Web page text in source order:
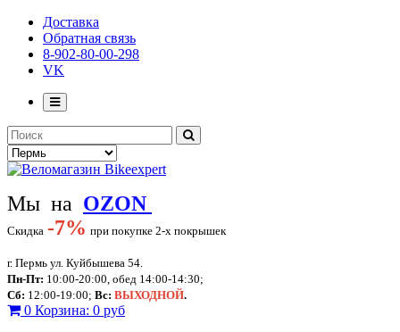
Доставка
Обратная связь
8-902-80-00-298
VK
Мы на OZON
Скидка -7% при покупке 2-х покрышек
г. Пермь ул. Куйбышева 54.
Пн-Пт: 10:00-20:00, обед 14:00-14:30;
Сб: 12:00-19:00; Вс: ВЫХОДНОЙ.
0 Корзина: 0 руб